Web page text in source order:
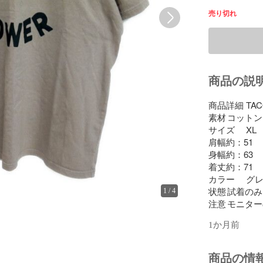
1 /4
売り切れ
商品の説
商品詳細
素材	コットン
サイズ	XL
肩幅約：51
身幅約：63
着丈約：71
カラー	グ
状態	試着のみ
注意	モニタ
1か月前
商品の情